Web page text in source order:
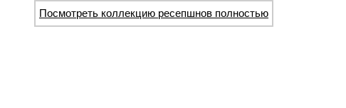
Посмотреть коллекцию ресепшнов полностью